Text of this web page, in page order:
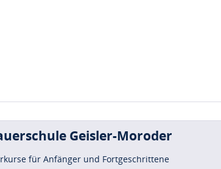
Geisler-Moroder
für Anfänger und Fortgeschrittene